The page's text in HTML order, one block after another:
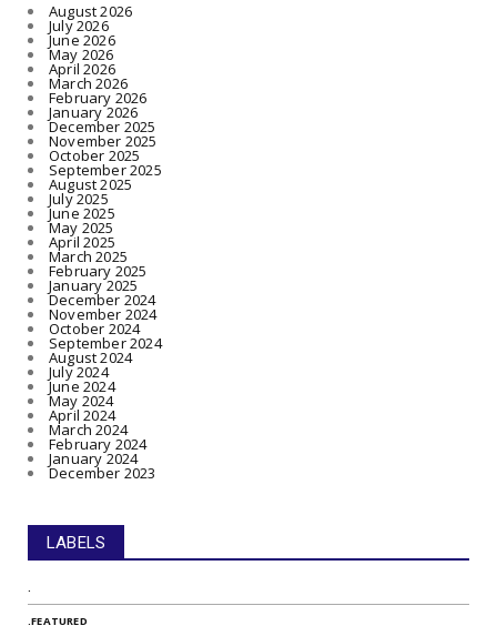
August 2026
July 2026
June 2026
May 2026
April 2026
March 2026
February 2026
January 2026
December 2025
November 2025
October 2025
September 2025
August 2025
July 2025
June 2025
May 2025
April 2025
March 2025
February 2025
January 2025
December 2024
November 2024
October 2024
September 2024
August 2024
July 2024
June 2024
May 2024
April 2024
March 2024
February 2024
January 2024
December 2023
LABELS
.
.FEATURED